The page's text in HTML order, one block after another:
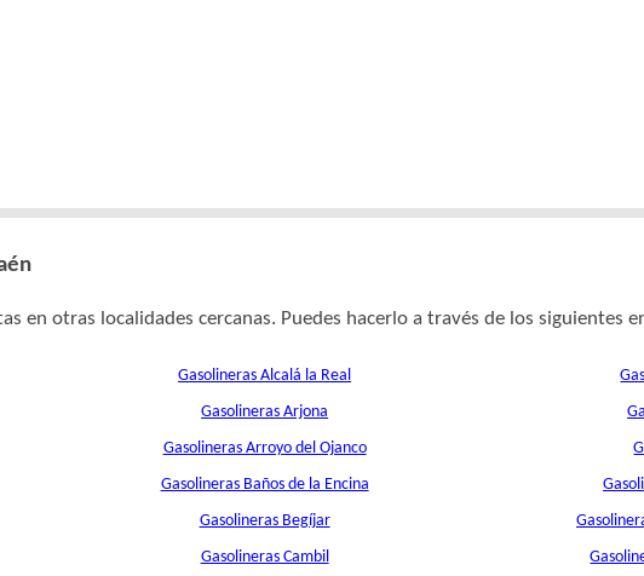
en otras localidades cercanas. Puedes hacerlo a través de los siguientes
Gasolineras Alcalá la Real
Gasolineras Arjona
Gasolineras Arroyo del Ojanco
Gasolineras Baños de la Encina
Gasolineras Begíjar
Gasolineras Cambil